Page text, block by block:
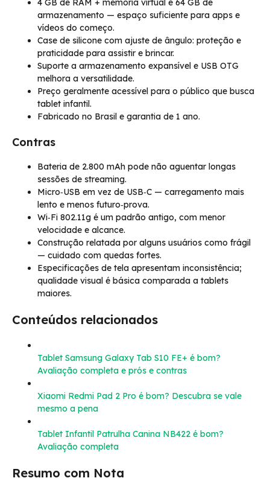
4 GB de RAM + memória virtual e 64 GB de
armazenamento — espaço suficiente para apps e
vídeos do começo.
Case de silicone com ajuste de ângulo: proteção e
praticidade para assistir e brincar.
Suporte a armazenamento expansível e USB OTG
melhora a versatilidade.
Preço geralmente acessível para o público que busca
tablet infantil.
Fabricado no Brasil e garantia de 1 ano.
Contras
Bateria de 2.800 mAh pode não aguentar longas
sessões de streaming.
Micro‑USB em vez de USB‑C — carregamento mais
lento e menos futuro‑prova.
Wi‑Fi 802.11g é um padrão antigo, com menor
velocidade e alcance.
Construção relatada por alguns usuários como frágil
— cuidado com quedas fortes.
Especificações de tela apresentam inconsistência;
qualidade visual é básica comparada a tablets
maiores.
Conteúdos relacionados
Tablet Samsung Galaxy Tab S10 FE+ é bom?
Avaliação completa e prós e contras
Xiaomi Redmi Pad 2 Pro é bom? Descubra se vale
mesmo a pena
Tablet Infantil Patrulha Canina NB422 é bom?
Avaliação completa
Resumo com Nota